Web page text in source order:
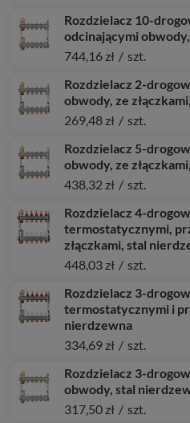
Rozdzielacz 10-
odcinającymi
744,16 zł / szt.
Rozdzielacz 2-
obwody, ze
269,48 zł / szt.
Rozdzielacz 5-
obwody, ze
438,32 zł / szt.
Rozdzielacz 4-
termostatycznymi,
złączkami, stal
448,03 zł / szt.
Rozdzielacz 3-
termostatycznymi i
nierdzewna
334,69 zł / szt.
Rozdzielacz 3-
obwody, stal
317,50 zł / szt.